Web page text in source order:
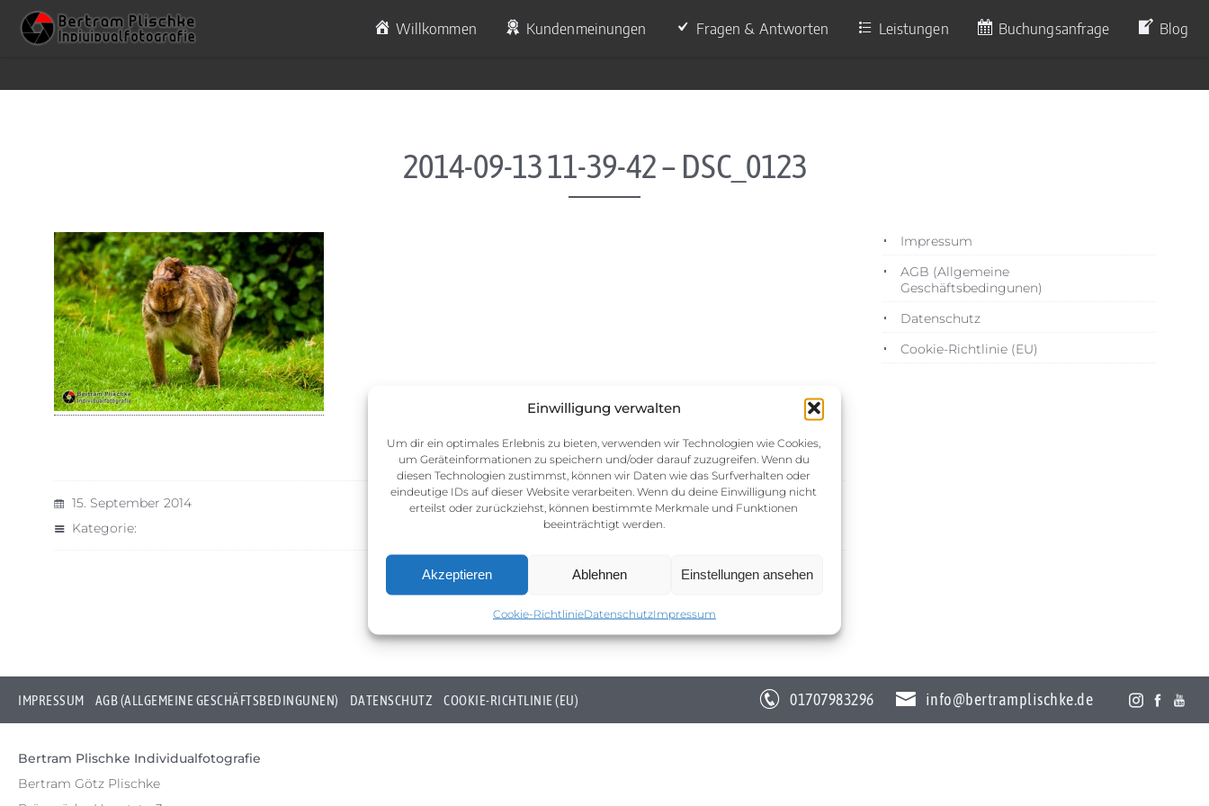
Einwilligung verwalten
Um dir ein optimales Erlebnis zu bieten, verwenden wir Technologien wie Cookies,
um Geräteinformationen zu speichern und/oder darauf zuzugreifen. Wenn du
diesen Technologien zustimmst, können wir Daten wie das Surfverhalten oder
eindeutige IDs auf dieser Website verarbeiten. Wenn du deine Einwilligung nicht
erteilst oder zurückziehst, können bestimmte Merkmale und Funktionen
beeinträchtigt werden.
Akzeptieren Ablehnen Einstellungen ansehen
Cookie-RichtlinieDatenschutzImpressum
Skip to content Willkommen Kundenmeinungen Fragen & Antworten Leistungen Buchungsanfrage Blog
2014-09-13 11-39-42 – DSC_0123
15. September 2014
Kategorie:
Impressum
AGB (Allgemeine
Geschäftsbedingunen)
Datenschutz
Cookie-Richtlinie (EU)
IMPRESSUM AGB (ALLGEMEINE GESCHÄFTSBEDINGUNEN) DATENSCHUTZ COOKIE-RICHTLINIE (EU) 01707983296 info@bertramplischke.de
Bertram Plischke Individualfotografie
Bertram Götz Plischke